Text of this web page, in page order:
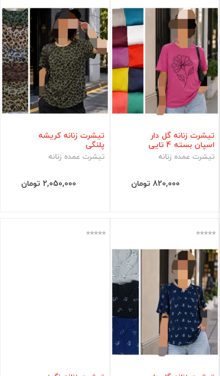
کلاه عمده
جوراب عمده
لباس زیر عمده
لباس زنانه عمده
لباس بچه گانه عمده
لباس مردانه عمده
حوله عمده
فقط کالاهای موجود
قیمت: تومان
تیشرت زنانه گل دار
اسپان بسته 4 تایی
تیشرت عمده زنانه
820,000 تومان
تیشرت زنانه کریشه
پلنگی
تیشرت عمده زنانه
2,050,000 تومان